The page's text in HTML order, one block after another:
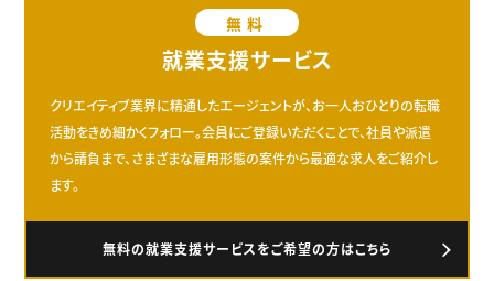
無料
就業支援サービス
クリエイティブ業界に精通したエージェントが、お一人おひとりの転職
活動をきめ細かくフォロー。会員にご登録いただくことで、社員や派遣
から請負まで、さまざまな雇用形態の案件から最適な求人をご紹介し
ます。
無料の就業支援サービスをご希望の方はこちら